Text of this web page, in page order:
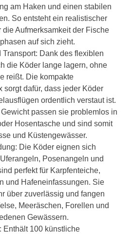
am Haken und einen stabilen
So entsteht ein realistischer
die Aufmerksamkeit der Fische
auf sich zieht.
Dank des flexiblen
die Köder lange lagern, ohne
reißt. Die kompakte
sorgt dafür, dass jeder Köder
ordentlich verstaut ist.
passen sie problemlos in
Hosentasche und sind somit
und Küstengewässer.
Die Köder eignen sich
Posenangeln und
perfekt für Karpfenteiche,
und Hafeneinfassungen. Sie
über zuverlässig und fangen
Meeräschen, Forellen und
Gewässern.
Enthält 100 künstliche